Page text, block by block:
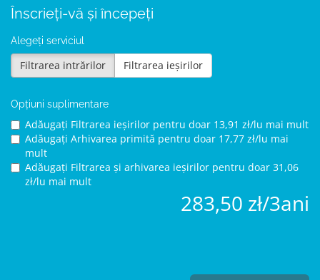
Înscrieți-vă și începeți
Alegeți serviciul
Filtrarea intrărilor Filtrarea ieșirilor
Opțiuni suplimentare
Adăugați Filtrarea ieșirilor pentru doar 13,91 zł/lu mai mult
Adăugați Arhivarea primită pentru doar 17,77 zł/lu mai
mult
Adăugați Filtrarea și arhivarea ieșirilor pentru doar 31,06
zł/lu mai mult
283,50 zł/3ani